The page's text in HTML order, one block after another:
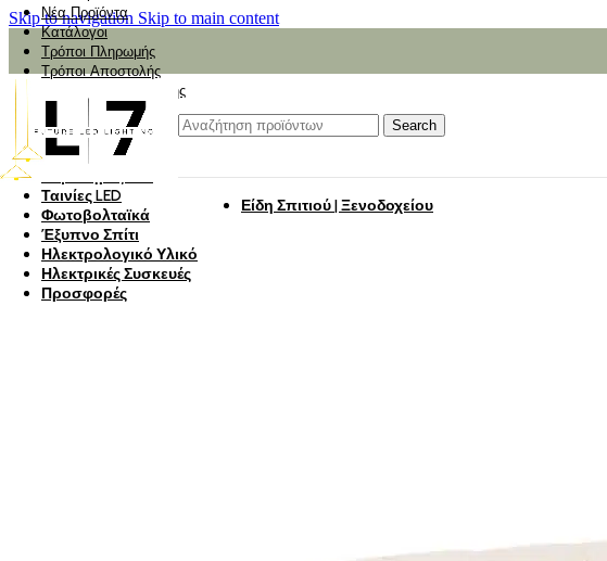
Skip to navigation Skip to main content
Νέα Προϊόντα
Κατάλογοι
Τρόποι Πληρωμής
Τρόποι Αποστολής
Αναζήτηση Αποστολής
Αξιολόγηση
Search
Φωτιστικά
Φωτιστικά Κήπου
Πάνελ Οροφής
Ταινίες LED
Φωτοβολταϊκά
Έξυπνο Σπίτι
Ηλεκτρολογικό Υλικό
Ηλεκτρικές Συσκευές
Προσφορές
Είδη Σπιτιού | Ξενοδοχείου